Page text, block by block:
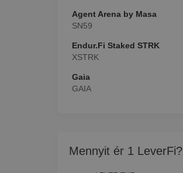
Agent Arena by Masa
SN59
Endur.Fi Staked STRK
XSTRK
Gaia
GAIA
Mennyit ér 1 LeverFi?